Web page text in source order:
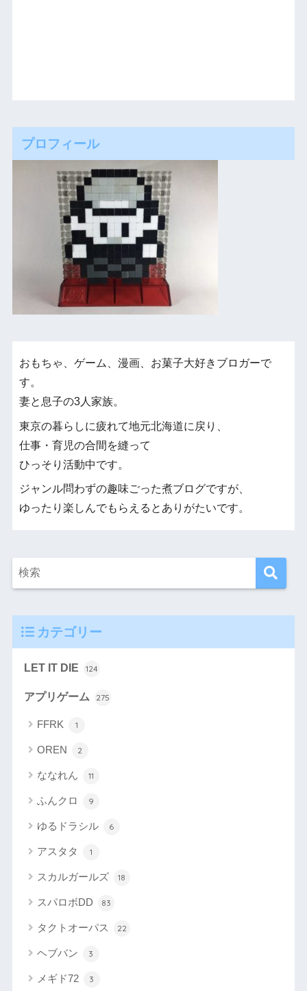
プロフィール
おもちゃ、ゲーム、漫画、お菓子大好きブロガーで
す。
妻と息子の3人家族。
東京の暮らしに疲れて地元北海道に戻り、
仕事・育児の合間を縫って
ひっそり活動中です。
ジャンル問わずの趣味ごった煮ブログですが、
ゆったり楽しんでもらえるとありがたいです。
カテゴリー
LET IT DIE 124
アプリゲーム 275
FFRK 1
OREN 2
ななれん 11
ふんクロ 9
ゆるドラシル 6
アスタタ 1
スカルガールズ 18
スパロボDD 83
タクトオーパス 22
ヘブバン 3
メギド72 3